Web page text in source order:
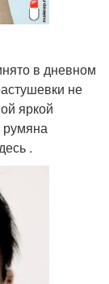
в дневном
не
яркой
румяна
.